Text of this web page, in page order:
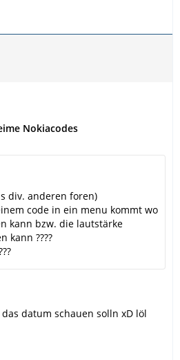
Nokiacodes
div. anderen foren)
code in ein menu kommt wo
kann bzw. die lautstärke
kann ????
datum schauen solln xD löl